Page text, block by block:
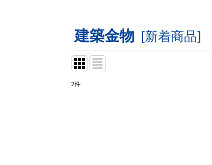
建築金物 [新着商品]
2件